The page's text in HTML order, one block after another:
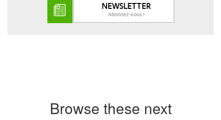
NEWSLETTER
Abonnez-vous !
Browse these next